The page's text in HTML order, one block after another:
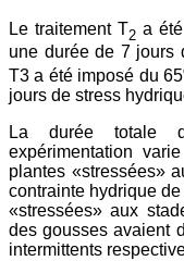
Le traitement T2a
une durée de 7 jours
T3 a été imposé du 65
jours de stress
La durée totale
expérimentation
plantes «stressées»
contrainte hydrique
«stressées» aux
des gousses avaient
intermittents